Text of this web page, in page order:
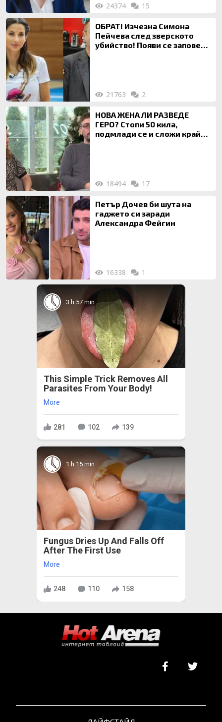
24374 15
ОБРАТ! Изчезна Симона
Пейчева след зверското
убийство! Появи се заповед
21763 2
НОВА ЖЕНА ЛИ РАЗВЕДЕ
ГЕРО? Стопи 50 кила,
подмлади се и сложи край
18494 17
Петър Дочев би шута на
гаджето си заради
Александра Фейгин
16338 1
3 h 57 min
This Simple Trick Removes All
Parasites From Your Body!
More
281 102 139
1 h 15 min
Fungus Dries Up And Falls Off
After The First Use
More
248 110 158